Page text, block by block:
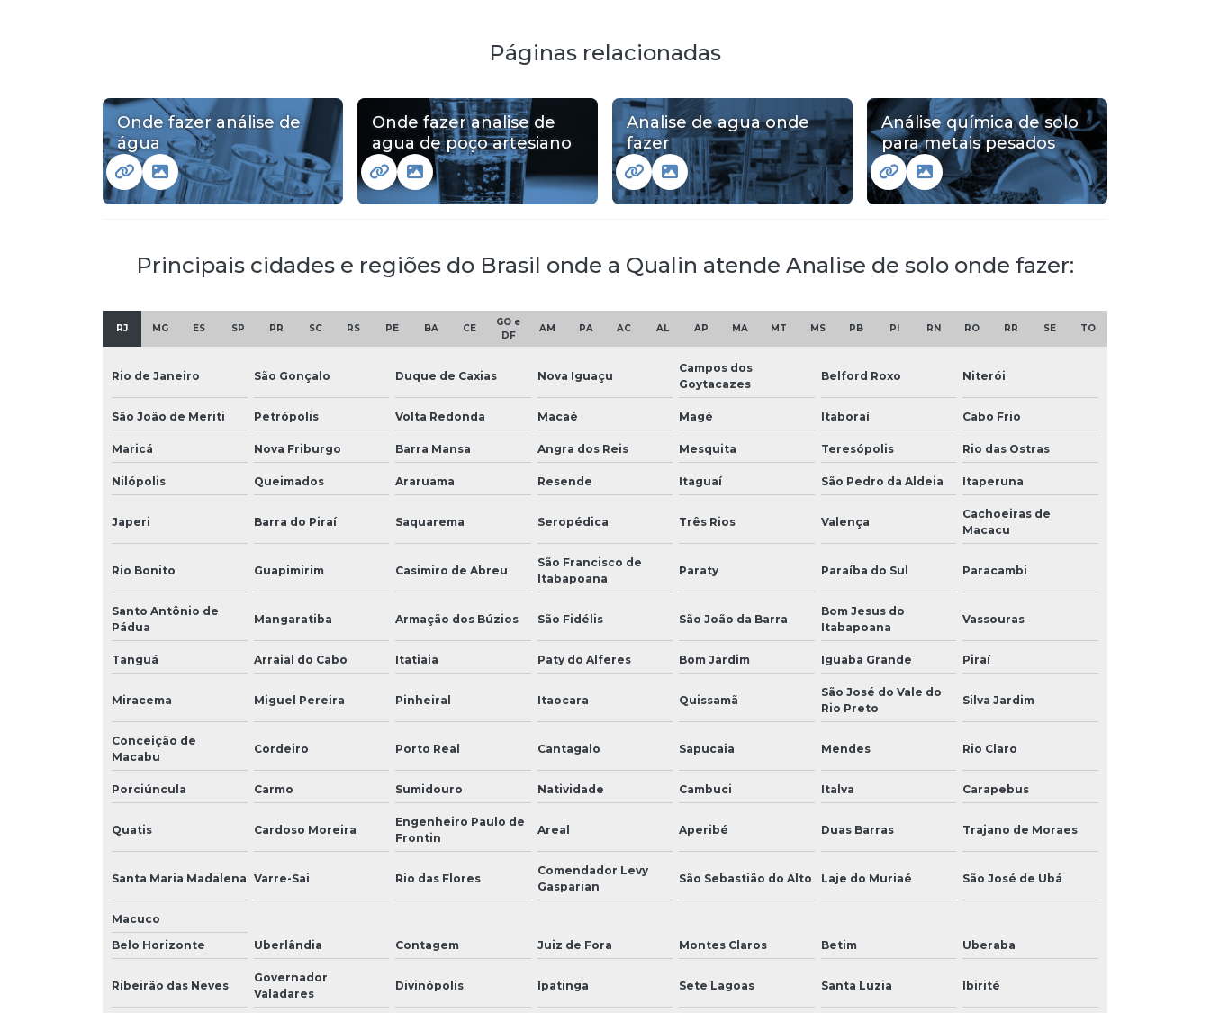
Páginas relacionadas
Onde fazer análise de
água
Onde fazer analise de
agua de poço artesiano
Analise de agua onde
fazer
Análise química de solo
para metais pesados
Principais cidades e regiões do Brasil onde a Qualin atende Analise de solo onde fazer:
RJ MG ES SP PR SC RS PE BA CE
GO e
DF
AM PA AC AL AP MA MT MS PB PI RN RO RR SE TO
Rio de Janeiro São Gonçalo Duque de Caxias Nova Iguaçu
Campos dos
Goytacazes
Belford Roxo Niterói
São João de Meriti Petrópolis Volta Redonda Macaé Magé Itaboraí Cabo Frio
Maricá Nova Friburgo Barra Mansa Angra dos Reis Mesquita Teresópolis Rio das Ostras
Nilópolis Queimados Araruama Resende Itaguaí São Pedro da Aldeia Itaperuna
Japeri Barra do Piraí Saquarema Seropédica Três Rios Valença
Cachoeiras de
Macacu
Rio Bonito Guapimirim Casimiro de Abreu
São Francisco de
Itabapoana
Paraty Paraíba do Sul Paracambi
Santo Antônio de
Pádua
Mangaratiba Armação dos Búzios São Fidélis São João da Barra
Bom Jesus do
Itabapoana
Vassouras
Tanguá Arraial do Cabo Itatiaia Paty do Alferes Bom Jardim Iguaba Grande Piraí
Miracema Miguel Pereira Pinheiral Itaocara Quissamã
São José do Vale do
Rio Preto
Silva Jardim
Conceição de
Macabu
Cordeiro Porto Real Cantagalo Sapucaia Mendes Rio Claro
Porciúncula Carmo Sumidouro Natividade Cambuci Italva Carapebus
Quatis Cardoso Moreira
Engenheiro Paulo de
Frontin
Areal Aperibé Duas Barras Trajano de Moraes
Santa Maria Madalena Varre-Sai Rio das Flores
Comendador Levy
Gasparian
São Sebastião do Alto Laje do Muriaé São José de Ubá
Macuco
Belo Horizonte
Uberlândia Contagem Juiz de Fora Montes Claros Betim Uberaba
Ribeirão das Neves
Governador
Valadares
Divinópolis Ipatinga Sete Lagoas Santa Luzia Ibirité